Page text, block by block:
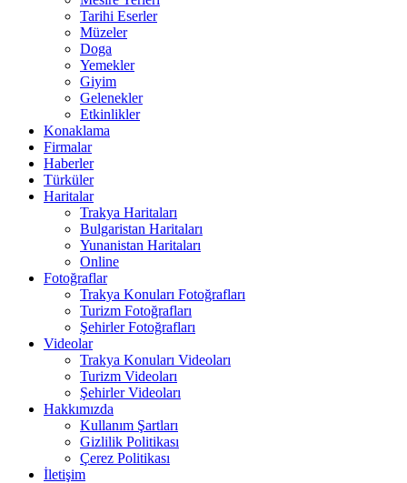
Tarihi Eserler
Müzeler
Doga
Yemekler
Giyim
Gelenekler
Etkinlikler
Konaklama
Firmalar
Haberler
Türküler
Haritalar
Trakya Haritaları
Bulgaristan Haritaları
Yunanistan Haritaları
Online
Fotoğraflar
Trakya Konuları Fotoğrafları
Turizm Fotoğrafları
Şehirler Fotoğrafları
Videolar
Trakya Konuları Videoları
Turizm Videoları
Şehirler Videoları
Hakkımızda
Kullanım Şartları
Gizlilik Politikası
Çerez Politikası
İletişim